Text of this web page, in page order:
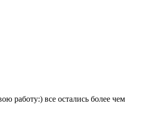
работу:) все остались более чем